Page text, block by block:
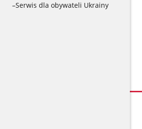
–Serwis dla obywateli Ukrainy